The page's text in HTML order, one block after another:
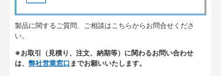
製品に関するご質問、ご相談はこちらからお問合せくださ
い。
※お取引（見積り、注文、納期等）に関わるお問い合わせ
は、 弊社営業窓口 までお願いいたします。